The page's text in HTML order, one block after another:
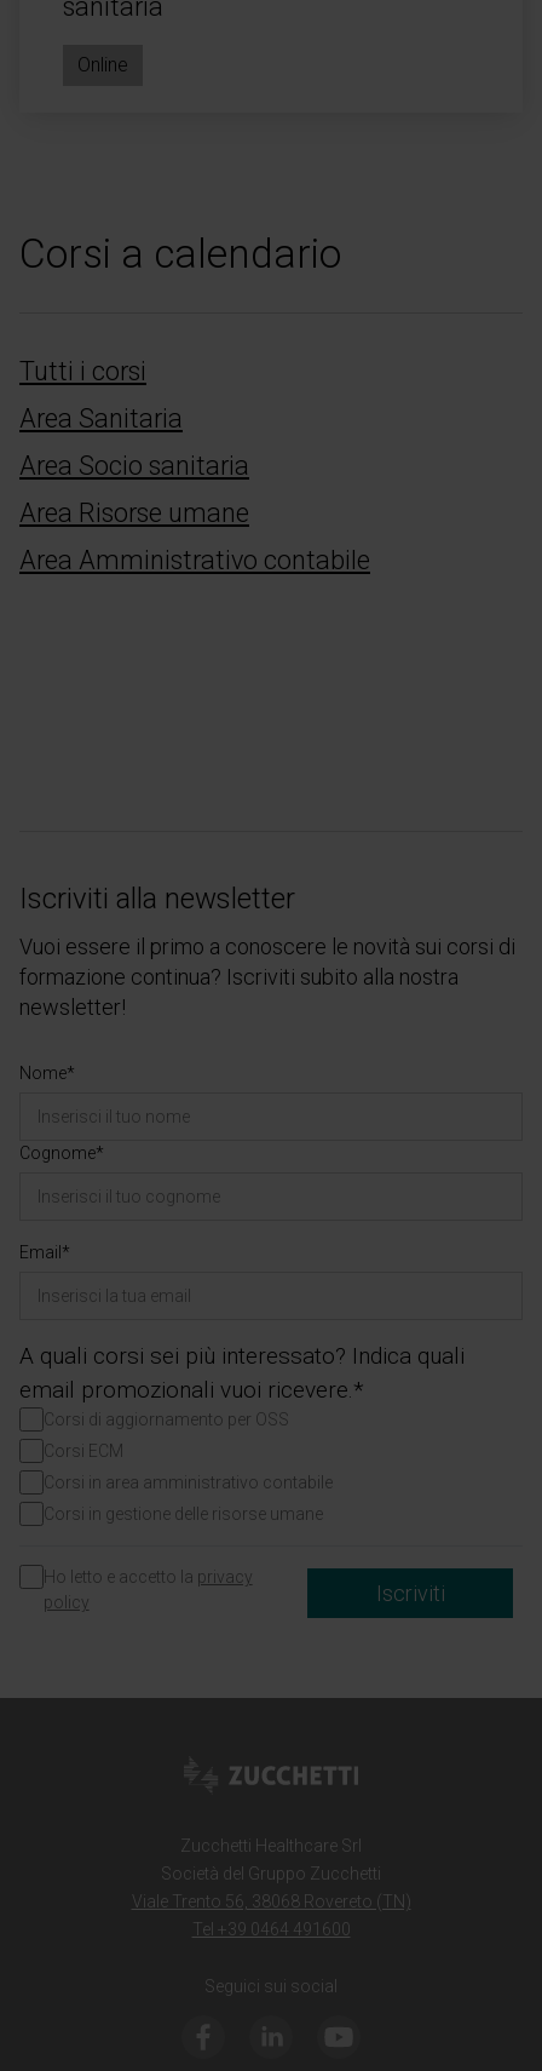
Corsi a calendario
Tutti i corsi
Area Sanitaria
Area Socio sanitaria
Area Risorse umane
Area Amministrativo contabile
sanitaria
Online
Iscriviti alla newsletter
Vuoi essere il primo a conoscere le novità sui corsi di
formazione continua? Iscriviti subito alla nostra
newsletter!
Nome*
Cognome*
Email*
A quali corsi sei più interessato? Indica quali
email promozionali vuoi ricevere.*
Corsi di aggiornamento per OSS
Corsi ECM
Corsi in area amministrativo contabile
Corsi in gestione delle risorse umane
Ho letto e accetto la privacy
policy
Iscriviti
Zucchetti Healthcare Srl
Società del Gruppo Zucchetti
Viale Trento 56, 38068 Rovereto (TN)
Tel +39 0464 491600
Seguici sui social